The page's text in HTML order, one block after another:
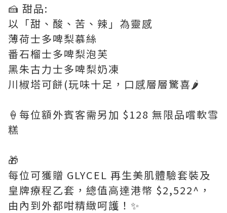
🍰 甜品:
以「甜、酸、苦、辣」為靈感
薄荷士多啤梨慕絲
番石榴士多啤梨泡芙
黑朱古力士多啤梨奶凍
川椒塔可餅(玩味十足，口感層層驚喜🌶️
🍦每位額外賓客需另加 $128 無限品嚐軟雪
糕
🎁
每位可獲贈 GLYCEL 再生美肌體驗套裝及
皇牌療程乙套，總值高達港幣 $2,522^，
由內到外都咁精緻呵護！✨